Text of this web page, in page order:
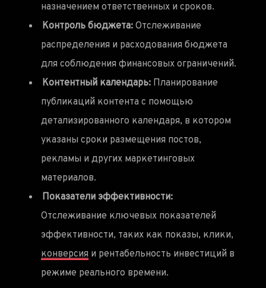
назначением ответственных и сроков.
Контроль бюджета: Отслеживание
распределения и расходования бюджета
для соблюдения финансовых ограничений.
Контентный календарь: Планирование
публикаций контента с помощью
детализированного календаря, в котором
указаны сроки размещения постов,
рекламы и других маркетинговых
материалов.
Показатели эффективности:
Отслеживание ключевых показателей
эффективности, таких как показы, клики,
конверсия и рентабельность инвестиций в
режиме реального времени.